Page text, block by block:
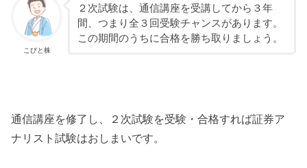
こびと株
２次試験は、通信講座を受講してから３年
間、つまり全３回受験チャンスがあります。
この期間のうちに合格を勝ち取りましょう。
通信講座を修了し、２次試験を受験・合格すれば証券ア
ナリスト試験はおしまいです。